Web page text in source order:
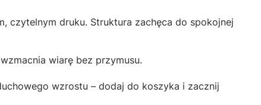
czytelnym druku. Struktura zachęca do spokojnej
wiarę bez przymusu.
wzrostu – dodaj do koszyka i zacznij